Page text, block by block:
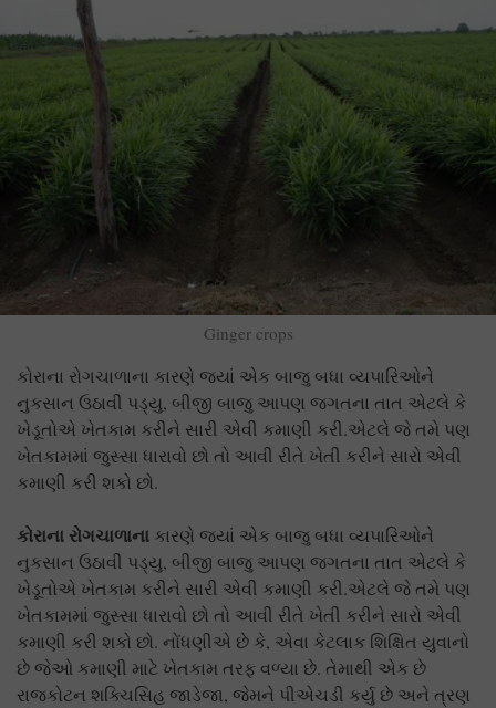
Ginger crops
કોરાના રોગચાળાના કારણે જ્યાં એક બાજુ બધા વ્યપારિઓને
નુકસાન ઉઠાવી પડ્યુ, બીજી બાજુ આપણ જગતના તાત એટલે કે
ખેડૂતોએ ખેતકામ કરીને સારી એવી કમાણી કરી.એટલે જે તમે પણ
ખેતકામમાં જુસ્સા ધારાવો છો તો આવી રીતે ખેતી કરીને સારો એવી
કમાણી કરી શકો છો.
કોરાના રોગચાળાના કારણે જ્યાં એક બાજુ બધા વ્યપારિઓને
નુકસાન ઉઠાવી પડ્યુ, બીજી બાજુ આપણ જગતના તાત એટલે કે
ખેડૂતોએ ખેતકામ કરીને સારી એવી કમાણી કરી.એટલે જે તમે પણ
ખેતકામમાં જુસ્સા ધારાવો છો તો આવી રીતે ખેતી કરીને સારો એવી
કમાણી કરી શકો છો. નોંધણીએ છે કે, એવા કેટલાક શિક્ષિત યુવાનો
છે જેઓ કમાણી માટે ખેતકામ તરફ વળ્યા છે. તેમાથી એક છે
રાજકોટન શક્ચિસિહ જાડેજા, જેમને પીએચડી કર્યુ છે અને ત્રણ